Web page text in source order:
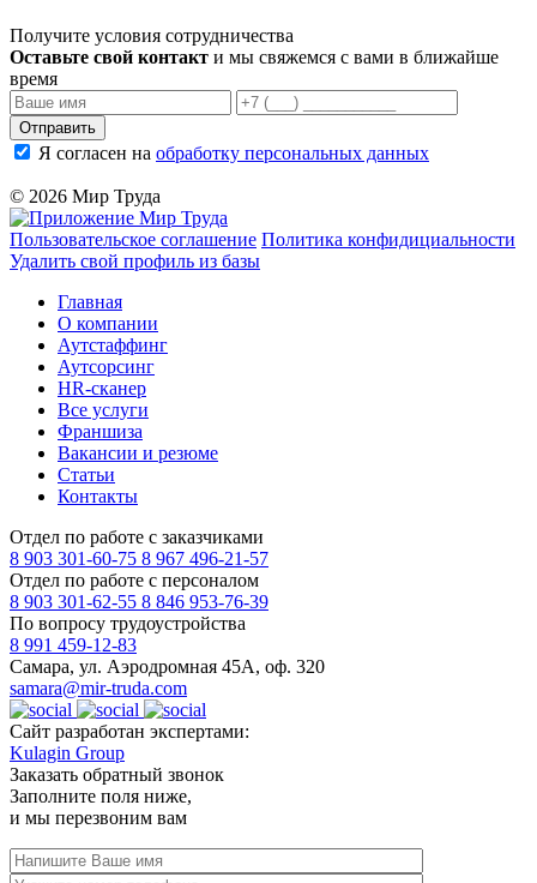
Получите условия сотрудничества
Оставьте свой контакт и мы свяжемся с вами в ближайше
время
Отправить
Я согласен на обработку персональных данных
© 2026 Мир Труда
Пользовательское соглашение Политика конфидициальности
Удалить свой профиль из базы
Главная
О компании
Аутстаффинг
Аутсорсинг
HR-сканер
Все услуги
Франшиза
Вакансии и резюме
Статьи
Контакты
Отдел по работе с заказчиками
8 903 301-60-75 8 967 496-21-57
Отдел по работе с персоналом
8 903 301-62-55 8 846 953-76-39
По вопросу трудоустройства
8 991 459-12-83
Самара, ул. Аэродромная 45А, оф. 320
samara@mir-truda.com
Сайт разработан экспертами:
Kulagin Group
Заказать обратный звонок
Заполните поля ниже,
и мы перезвоним вам